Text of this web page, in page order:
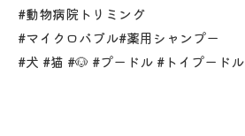
#動物病院トリミング
#マイクロバブル#薬用シャンプー
#犬 #猫 #🐶 #プードル #トイプードル